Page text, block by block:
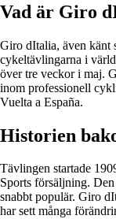
Vad är Giro
Giro dItalia, även känt
cykeltävlingarna i
över tre veckor i maj.
inom professionell
Vuelta a España.
Historien
Tävlingen startade
Sports försäljning.
snabbt populär. Giro
har sett många